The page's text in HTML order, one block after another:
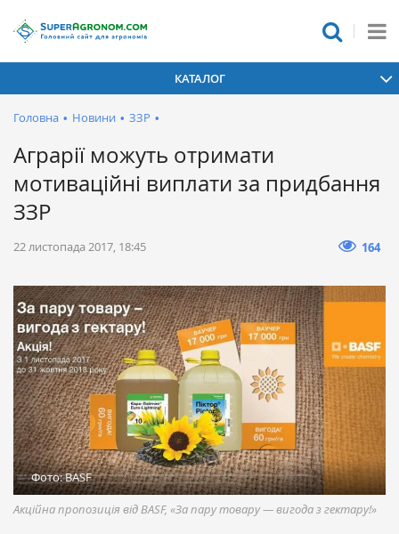
КАТАЛОГ
Головна • Новини • ЗЗР •
Аграрії можуть отримати
мотиваційні виплати за придбання
ЗЗР
22 листопада 2017, 18:45 164
Фото: BASF
Акційна пропозиція від BASF, «За пару товару — вигода з гектару!»